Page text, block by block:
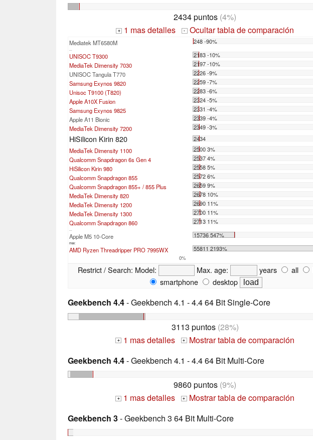
2434 puntos (4%)
+ 1 mas detalles - Ocultar tabla de comparación
Mediatek MT6580M 248 -90%
UNISOC T9300
2183 -10%
MediaTek Dimensity 7030
2197 -10%
UNISOC Tangula T770
2226 -9%
Samsung Exynos 9820
2259 -7%
Unisoc T9100 (T820)
2283 -6%
Apple A10X Fusion
2324 -5%
Samsung Exynos 9825
2331 -4%
Apple A11 Bionic
2339 -4%
MediaTek Dimensity 7200
2349 -3%
HiSilicon Kirin 820
2434
MediaTek Dimensity 1100
2500 3%
Qualcomm Snapdragon 6s Gen 4
2537 4%
HiSilicon Kirin 980
2558 5%
Qualcomm Snapdragon 855
2572 6%
Qualcomm Snapdragon 855+ / 855 Plus
2659 9%
MediaTek Dimensity 820
2678 10%
MediaTek Dimensity 1200
2690 11%
MediaTek Dimensity 1300
2700 11%
Qualcomm Snapdragon 860
2713 11%
Apple M5 10-Core 15736 547%
max:
AMD Ryzen Threadripper PRO 7995WX 55811 2193%
0%
Restrict / Search: Model: Max. age: years all
smartphone
desktop
Geekbench 4.4- Geekbench 4.1 - 4.4 64 Bit Single-Core
3113 puntos(28%)
+ 1 mas detalles + Mostrar tabla de comparación
Geekbench 4.4- Geekbench 4.1 - 4.4 64 Bit Multi-Core
9860 puntos (9%)
+ 1 mas detalles + Mostrar tabla de comparación
Geekbench 3- Geekbench 3 64 Bit Multi-Core